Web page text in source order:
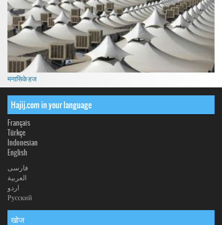
मनासिके हज
Hajij.com in your language
Français
Türkçe
Indonesian
English
فارسی
العربیة
اردو
Русский
खोज